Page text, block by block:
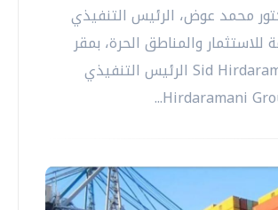
محمد عوض، الرئيس التنفيذي
للاستثمار والمناطق الحرة، بمقر
الهيئة، Sid Hirdaramani الرئيس التنفيذي